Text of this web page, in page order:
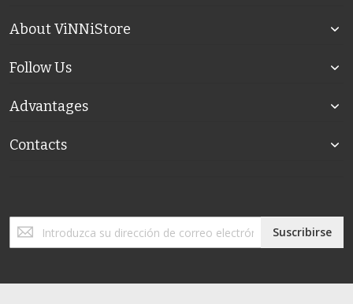
About ViNNiStore
Follow Us
Advantages
Contacts
Inscríbase
de
Suscribirse